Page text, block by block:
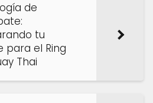
de
tu
para el Ring
Thai